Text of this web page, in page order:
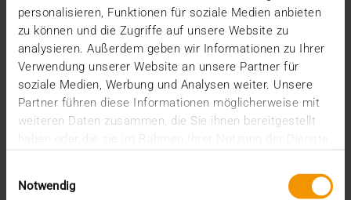
personalisieren, Funktionen für soziale Medien anbieten
zu können und die Zugriffe auf unsere Website zu
analysieren. Außerdem geben wir Informationen zu Ihrer
Verwendung unserer Website an unsere Partner für
soziale Medien, Werbung und Analysen weiter. Unsere
Partner führen diese Informationen möglicherweise mit
weiteren Daten zusammen, die Sie ihnen bereitgestellt
Notwendig
Die zunehmende Vernetzung über Sektoren,
Institutionen und Grenzen hinweg ist eines der
bestimmenden…
VISUS HEALTH IT
MEHR ERFAHREN